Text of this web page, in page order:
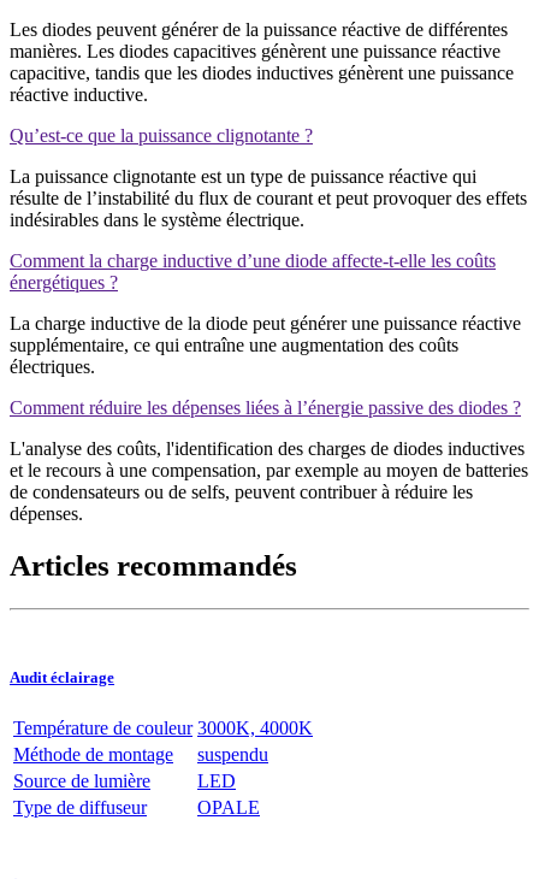
Les diodes peuvent générer de la puissance réactive de différentes
manières. Les diodes capacitives génèrent une puissance réactive
capacitive, tandis que les diodes inductives génèrent une puissance
réactive inductive.
Qu’est-ce que la puissance clignotante ?
La puissance clignotante est un type de puissance réactive qui
résulte de l’instabilité du flux de courant et peut provoquer des effets
indésirables dans le système électrique.
Comment la charge inductive d’une diode affecte-t-elle les coûts
énergétiques ?
La charge inductive de la diode peut générer une puissance réactive
supplémentaire, ce qui entraîne une augmentation des coûts
électriques.
Comment réduire les dépenses liées à l’énergie passive des diodes ?
L'analyse des coûts, l'identification des charges de diodes inductives
et le recours à une compensation, par exemple au moyen de batteries
de condensateurs ou de selfs, peuvent contribuer à réduire les
dépenses.
Articles recommandés
Audit éclairage
Température de couleur 3000K, 4000K
Méthode de montage
suspendu
Source de lumière
LED
Type de diffuseur
OPALE